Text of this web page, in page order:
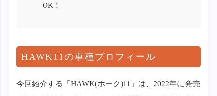
OK！
HAWK11の車種プロフィール
今回紹介する「HAWK(ホーク)11」は、2022年に発売